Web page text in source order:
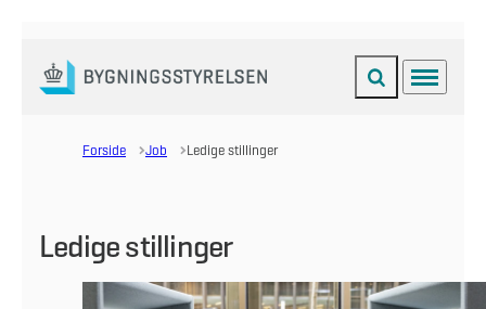
Gå til forsiden Fold søgefelt ud
Menu
Forside Job Ledige stillinger
Ledige stillinger